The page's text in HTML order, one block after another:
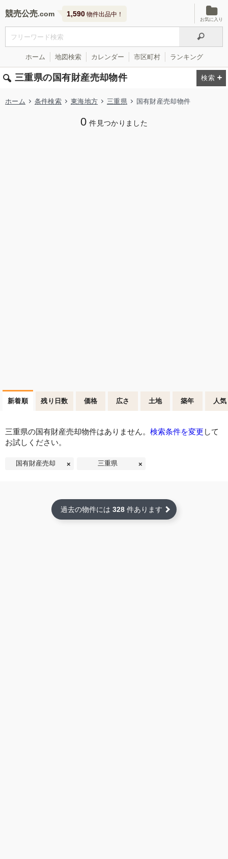
競売公売 1,590 物件出品中！
お気に入り
ホーム 地図検索 カレンダー 市区町村 ランキング
三重県の国有財産売却物件
ホーム 条件検索 東海地方 三重県 国有財産売却物件
0 件見つかりました
新着順 残り日数 価格 広さ 土地 築年 人気
三重県の国有財産売却物件はありません。 検索条件を変更 して
お試しください。
国有財産売却 三重県
過去の物件には 328 件あります